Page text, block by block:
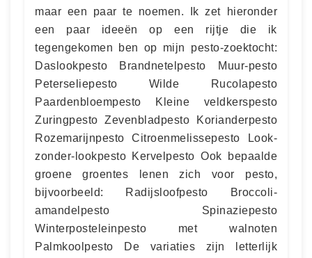
maar een paar te noemen. Ik zet hieronder
een paar ideeën op een rijtje die ik
tegengekomen ben op mijn pesto-zoektocht:
Daslookpesto Brandnetelpesto Muur-pesto
Peterseliepesto Wilde Rucolapesto
Paardenbloempesto Kleine veldkerspesto
Zuringpesto Zevenbladpesto Korianderpesto
Rozemarijnpesto Citroenmelissepesto Look-
zonder-lookpesto Kervelpesto Ook bepaalde
groene groentes lenen zich voor pesto,
bijvoorbeeld: Radijsloofpesto Broccoli-
amandelpesto Spinaziepesto
Winterposteleinpesto met walnoten
Palmkoolpesto De variaties zijn letterlijk